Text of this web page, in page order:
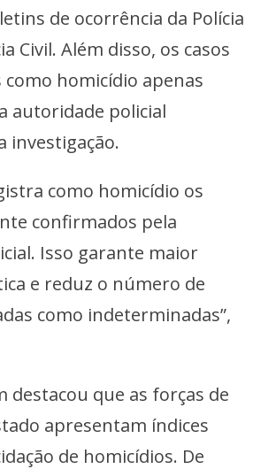
de ocorrência da Polícia
Civil. Além disso, os casos
como homicídio apenas
autoridade policial
investigação.
como homicídio os
confirmados pela
Isso garante maior
e reduz o número de
como indeterminadas”,
destacou que as forças de
apresentam índices
de homicídios. De